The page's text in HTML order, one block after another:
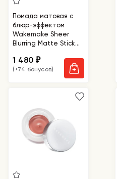
Помада матовая с
блюр-эффектом
Wakemake Sheer
Blurring Matte Stick
1 480₽
(+74 бонусов)